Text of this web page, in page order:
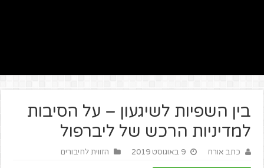
בין השפיות לשיגעון – על הסיבות
למדיניות הרכש של ליברפול
כתב אורח 9 באוגוסט 2019 הזווית לחיבורים